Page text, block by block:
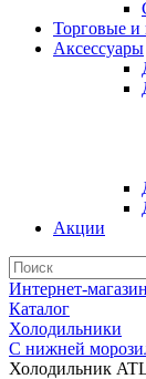
Торговые и
Аксессуары
Акции
Интернет-
Каталог
Холодильники
С нижней
Холодильник